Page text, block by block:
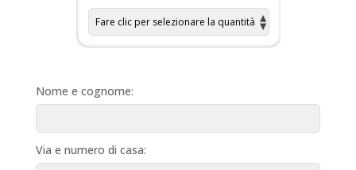
Nome e cognome:
Via e numero di casa: